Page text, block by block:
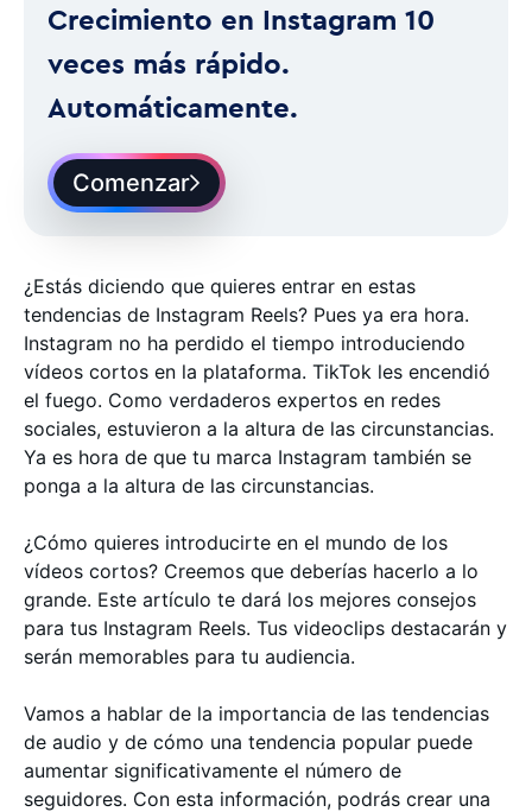
Crecimiento en Instagram 10
veces más rápido.
Automáticamente.
Comenzar
¿Estás diciendo que quieres entrar en estas
tendencias de Instagram Reels? Pues ya era hora.
Instagram no ha perdido el tiempo introduciendo
vídeos cortos en la plataforma. TikTok les encendió
el fuego. Como verdaderos expertos en redes
sociales, estuvieron a la altura de las circunstancias.
Ya es hora de que tu marca Instagram también se
ponga a la altura de las circunstancias.
¿Cómo quieres introducirte en el mundo de los
vídeos cortos? Creemos que deberías hacerlo a lo
grande. Este artículo te dará los mejores consejos
para tus Instagram Reels. Tus videoclips destacarán y
serán memorables para tu audiencia.
Vamos a hablar de la importancia de las tendencias
de audio y de cómo una tendencia popular puede
aumentar significativamente el número de
seguidores. Con esta información, podrás crear una